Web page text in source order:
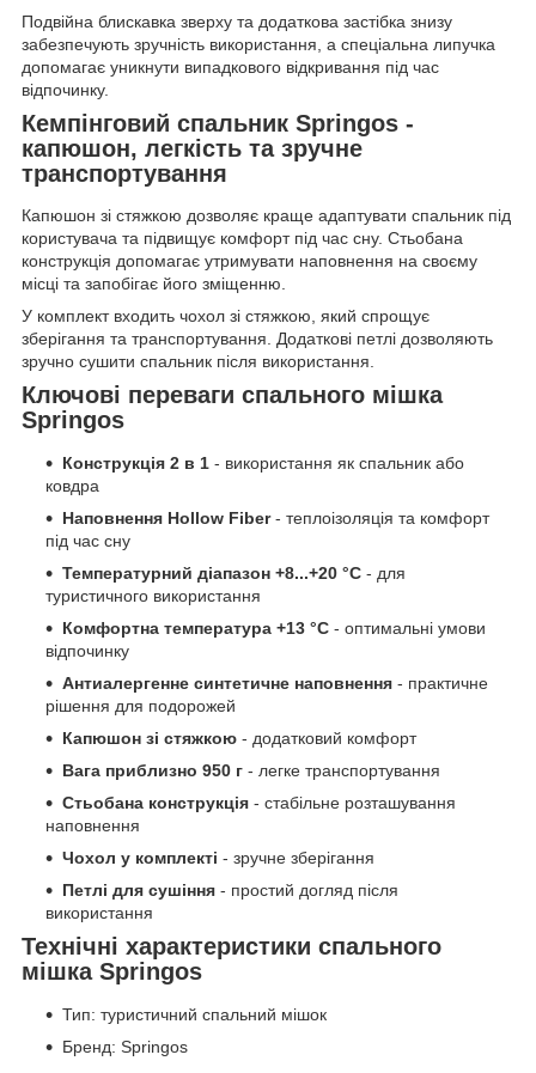
Подвійна блискавка зверху та додаткова застібка знизу
забезпечують зручність використання, а спеціальна липучка
допомагає уникнути випадкового відкривання під час
відпочинку.
Кемпінговий спальник Springos -
капюшон, легкість та зручне
транспортування
Капюшон зі стяжкою дозволяє краще адаптувати спальник під
користувача та підвищує комфорт під час сну. Стьобана
конструкція допомагає утримувати наповнення на своєму
місці та запобігає його зміщенню.
У комплект входить чохол зі стяжкою, який спрощує
зберігання та транспортування. Додаткові петлі дозволяють
зручно сушити спальник після використання.
Ключові переваги спального мішка
Springos
Конструкція 2 в 1 - використання як спальник або
ковдра
Наповнення Hollow Fiber- теплоізоляція та комфорт
під час сну
Температурний діапазон +8...+20 °C - для
туристичного використання
Комфортна температура +13 °C - оптимальні умови
відпочинку
Антиалергенне синтетичне наповнення - практичне
рішення для подорожей
Капюшон зі стяжкою - додатковий комфорт
Вага приблизно 950 г - легке транспортування
Стьобана конструкція - стабільне розташування
наповнення
Чохол у комплекті - зручне зберігання
Петлі для сушіння - простий догляд після
використання
Технічні характеристики спального
мішка Springos
Тип: туристичний спальний мішок
Бренд: Springos